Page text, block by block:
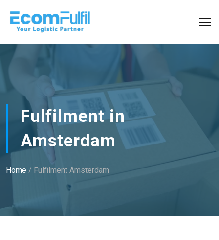
Fulfilment in
Amsterdam
Home / Fulfilment Amsterdam